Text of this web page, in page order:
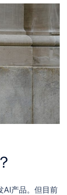
AI产品。但目前